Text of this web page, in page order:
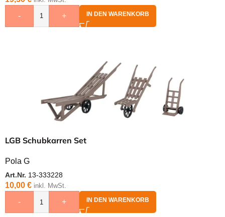
- + IN DEN WARENKORB
LGB Schubkarren Set
Pola G
Art.Nr. 13-333228
10,00 € inkl. MwSt.
- + IN DEN WARENKORB